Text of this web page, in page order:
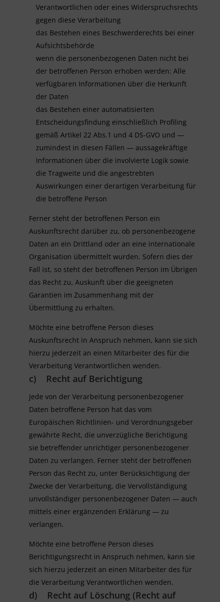
Verantwortlichen oder eines Widerspruchsrechts
gegen diese Verarbeitung
das Bestehen eines Beschwerderechts bei einer
Aufsichtsbehörde
wenn die personenbezogenen Daten nicht bei
der betroffenen Person erhoben werden: Alle
verfügbaren Informationen über die Herkunft
der Daten
das Bestehen einer automatisierten
Entscheidungsfindung einschließlich Profiling
gemäß Artikel 22 Abs.1 und 4 DS-GVO und —
zumindest in diesen Fällen — aussagekräftige
Informationen über die involvierte Logik sowie
die Tragweite und die angestrebten
Auswirkungen einer derartigen Verarbeitung für
die betroffene Person
Ferner steht der betroffenen Person ein
Auskunftsrecht darüber zu, ob personenbezogene
Daten an ein Drittland oder an eine internationale
Organisation übermittelt wurden. Sofern dies der
Fall ist, so steht der betroffenen Person im Übrigen
das Recht zu, Auskunft über die geeigneten
Garantien im Zusammenhang mit der
Übermittlung zu erhalten.
Möchte eine betroffene Person dieses
Auskunftsrecht in Anspruch nehmen, kann sie sich
hierzu jederzeit an einen Mitarbeiter des für die
Verarbeitung Verantwortlichen wenden.
c) Recht auf Berichtigung
Jede von der Verarbeitung personenbezogener
Daten betroffene Person hat das vom
Europäischen Richtlinien- und Verordnungsgeber
gewährte Recht, die unverzügliche Berichtigung
sie betreffender unrichtiger personenbezogener
Daten zu verlangen. Ferner steht der betroffenen
Person das Recht zu, unter Berücksichtigung der
Zwecke der Verarbeitung, die Vervollständigung
unvollständiger personenbezogener Daten — auch
mittels einer ergänzenden Erklärung — zu
verlangen.
Möchte eine betroffene Person dieses
Berichtigungsrecht in Anspruch nehmen, kann sie
sich hierzu jederzeit an einen Mitarbeiter des für
die Verarbeitung Verantwortlichen wenden.
d) Recht auf Löschung (Recht auf